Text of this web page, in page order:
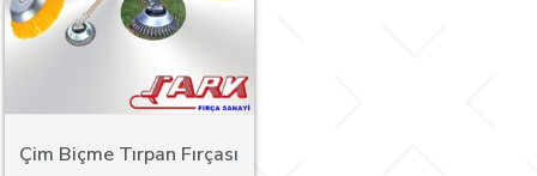
Çim Biçme Tırpan Fırçası